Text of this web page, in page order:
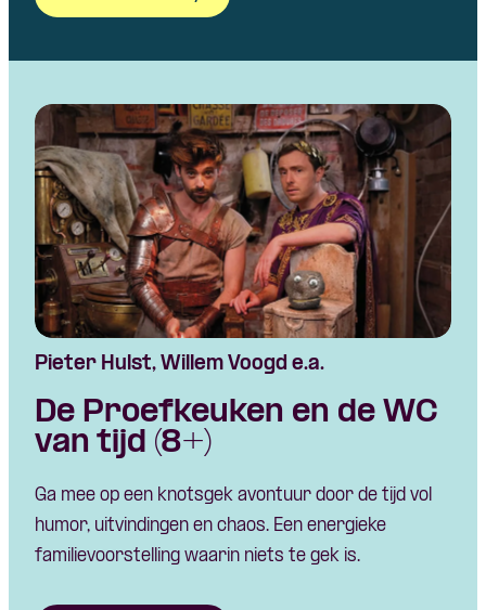
Pieter Hulst, Willem Voogd e.a.
De Proefkeuken en de WC
van tijd (8+)
Ga mee op een knotsgek avontuur door de tijd vol
humor, uitvindingen en chaos. Een energieke
familievoorstelling waarin niets te gek is.